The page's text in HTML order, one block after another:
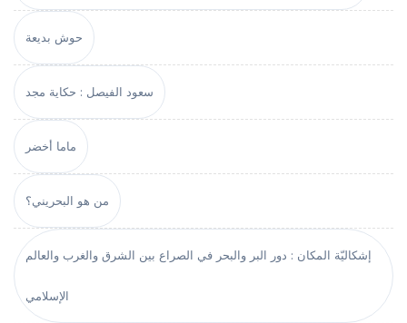
حوش بديعة
سعود الفيصل : حكاية مجد
ماما أخضر
من هو البحريني؟
إشكاليّة المكان : دور البر والبحر في الصراع بين الشرق والغرب والعالم
الإسلامي